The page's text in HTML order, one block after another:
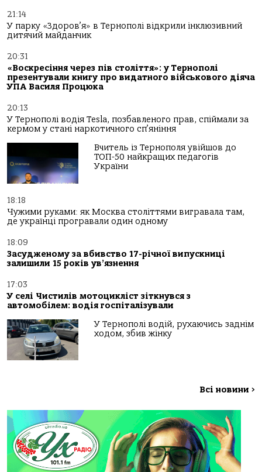
21:14
У парку «Здоров’я» в Тернополі відкрили інклюзивний
дитячий майданчик
20:31
«Воскресіння через пів століття»: у Тернополі
презентували книгу про видатного військового діяча
УПА Василя Процюка
20:13
У Тернополі водія Tesla, позбавленого прав, спіймали за
кермом у стані наркотичного сп’яніння
Вчитель із Тернополя увійшов до
ТОП-50 найкращих педагогів
України
18:18
Чужими руками: як Москва століттями вигравала там,
де українці програвали один одному
18:09
Засудженому за вбивство 17-річної випускниці
залишили 15 років ув’язнення
17:03
У селі Чистилів мотоцикліст зіткнувся з
автомобілем: водія госпіталізували
У Тернополі водій, рухаючись заднім
ходом, збив жінку
Всі новини >